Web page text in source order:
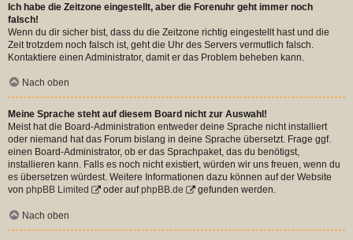
Ich habe die Zeitzone eingestellt, aber die Forenuhr geht immer noch
falsch!
Wenn du dir sicher bist, dass du die Zeitzone richtig eingestellt hast und die
Zeit trotzdem noch falsch ist, geht die Uhr des Servers vermutlich falsch.
Kontaktiere einen Administrator, damit er das Problem beheben kann.
Nach oben
Meine Sprache steht auf diesem Board nicht zur Auswahl!
Meist hat die Board-Administration entweder deine Sprache nicht installiert
oder niemand hat das Forum bislang in deine Sprache übersetzt. Frage ggf.
einen Board-Administrator, ob er das Sprachpaket, das du benötigst,
installieren kann. Falls es noch nicht existiert, würden wir uns freuen, wenn du
es übersetzen würdest. Weitere Informationen dazu können auf der Website
von phpBB Limited oder aufphpBB.de gefunden werden.
Nach oben